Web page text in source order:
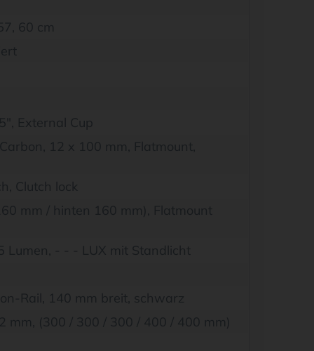
60 cm
External Cup
Clutch lock
Lumen, - - - LUX mit Standlicht
Rail, 140 mm breit, schwarz